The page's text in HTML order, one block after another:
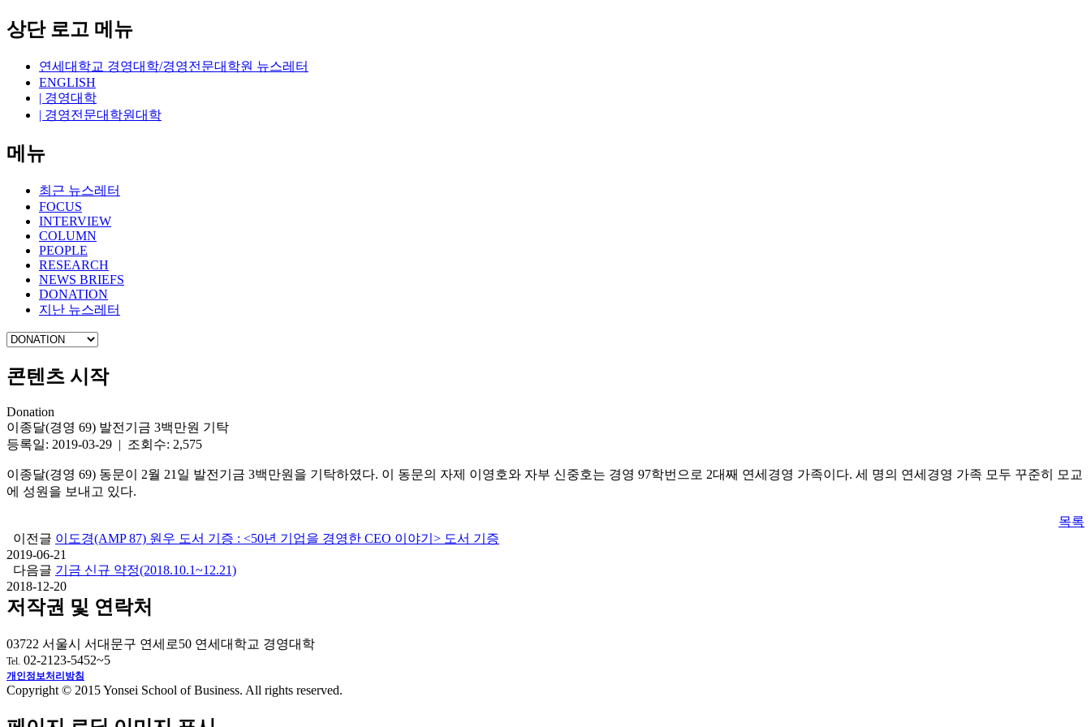
상단 로고 메뉴
연세대학교 경영대학/경영전문대학원 뉴스레터
ENGLISH
| 경영대학
| 경영전문대학원대학
메뉴
최근 뉴스레터
FOCUS
INTERVIEW
COLUMN
PEOPLE
RESEARCH
NEWS BRIEFS
DONATION
지난 뉴스레터
콘텐츠 시작
Donation
이종달(경영 69) 발전기금 3백만원 기탁
등록일: 2019-03-29 | 조회수: 2,575
이종달(경영 69) 동문이 2월 21일 발전기금 3백만원을 기탁하였다. 이 동문의 자제 이영호와 자부 신중호는 경영 97학번으로 2대째 연세경영 가족이다. 세 명의 연세경영 가족 모두 꾸준히 모교
에 성원을 보내고 있다.
목록
이전글 이도경(AMP 87) 원우 도서 기증 : <50년 기업을 경영한 CEO 이야기> 도서 기증
2019-06-21
다음글 기금 신규 약정(2018.10.1~12.21)
2018-12-20
저작권 및 연락처
03722 서울시 서대문구 연세로50 연세대학교 경영대학
Tel. 02-2123-5452~5
개인정보처리방침
Copyright © 2015 Yonsei School of Business. All rights reserved.